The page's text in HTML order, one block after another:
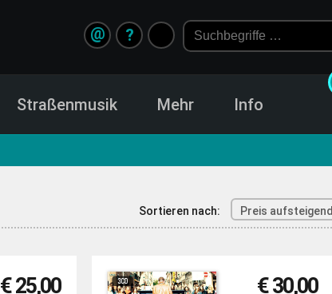
?
@
Straßenmusik Mehr Info
Sortieren nach: Preis aufsteigend
€ 25,00 € 30,00